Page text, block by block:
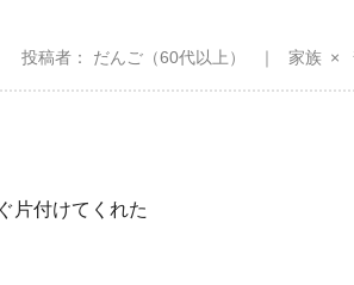
投稿者 だんご （60代以上） 家族
片付けてくれた